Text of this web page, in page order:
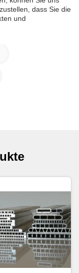
dass Sie die
und